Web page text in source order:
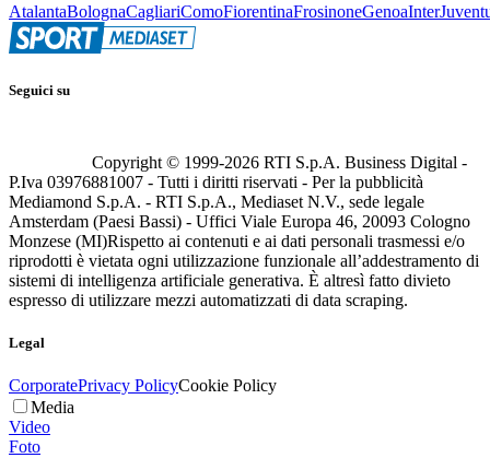
AtalantaBolognaCagliariComoFiorentinaFrosinoneGenoaInter
Seguici su
Copyright © 1999-2026 RTI S.p.A. Business Digital -
P.Iva 03976881007 - Tutti i diritti riservati - Per la pubblicità
Mediamond S.p.A. - RTI S.p.A., Mediaset N.V., sede legale
Amsterdam (Paesi Bassi) - Uffici Viale Europa 46, 20093 Cologno
Monzese (MI)Rispetto ai contenuti e ai dati personali trasmessi e/o
riprodotti è vietata ogni utilizzazione funzionale all’addestramento di
sistemi di intelligenza artificiale generativa. È altresì fatto divieto
espresso di utilizzare mezzi automatizzati di data scraping.
Legal
CorporatePrivacy PolicyCookie Policy
Media
Video
Foto